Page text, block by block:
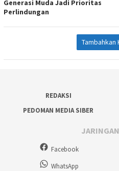
Generasi Muda Jadi Prioritas
Perlindungan
Tambahkan
REDAKSI
PEDOMAN MEDIA SIBER
Facebook
WhatsApp